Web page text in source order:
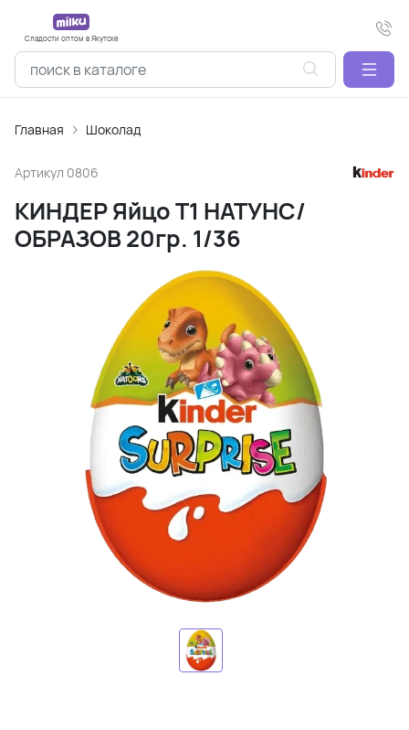
Сладости оптом в Якутске
Главная Шоколад
Артикул 0806
КИНДЕР Яйцо Т1 НАТУНС/
ОБРАЗОВ 20гр. 1/36